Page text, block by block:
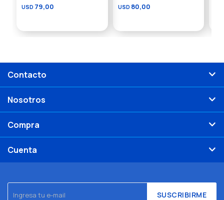
USD 79,00 USD 80,00
SUSCRIBIRME
Contacto
Nosotros
Compra
Cuenta